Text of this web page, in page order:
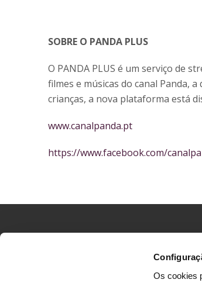
Os cookies
SOBRE O PANDA PLUS
O PANDA PLUS é um serviço de
filmes e músicas do canal Panda,
crianças, a nova plataforma está
www.canalpanda.pt
https://www.facebook.com/